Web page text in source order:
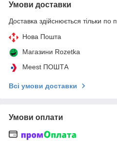
Умови доставки
Доставка здійснюється тільки по
Нова Пошта
Магазини Rozetka
Meest ПОШТА
Всі умови доставки
Умови оплати